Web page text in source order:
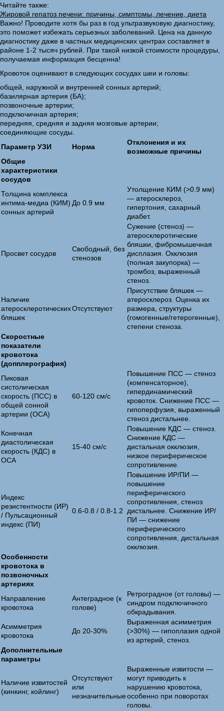
Читайте также:
Жировой гепатоз печени: причины, симптомы, лечение, диета
Важно! Проводите хотя бы раз в год ультразвуковую диагностику,
это поможет избежать серьезных заболеваний. Цена на данную
диагностику даже в частных медицинских центрах составляет в
районе 1-2 тысяч рублей. При такой низкой стоимости процедуры,
получаемая информация бесценна!
Кровоток оценивают в следующих сосудах шеи и головы:
общей, наружной и внутренней сонных артерий;
базилярная артерия (БА);
позвоночные артерии;
подключичная артерия;
передняя, средняя и задняя мозговые артерии;
соединяющие сосуды.
Параметр УЗИ
Норма
Отклонения и их
возможные причины
Общие
характеристики
сосудов
Толщина комплекса
интима-медиа (КИМ)
сонных артерий
До 0.9 мм
Утолщение КИМ (>0.9 мм)
— атеросклероз,
гипертония, сахарный
диабет.
Просвет сосудов
Свободный, без
стенозов
Сужение (стеноз) —
атеросклеротические
бляшки, фибромышечная
дисплазия. Окклюзия
(полная закупорка) —
тромбоз, выраженный
стеноз.
Наличие
атеросклеротических
бляшек
Отсутствуют
Присутствие бляшек —
атеросклероз. Оценка их
размера, структуры
(гомогенные/гетерогенные),
степени стеноза.
Скоростные
показатели
кровотока
(допплерография)
Пиковая
систолическая
скорость (ПСС) в
общей сонной
артерии (ОСА)
60-120 см/с
Повышение ПСС — стеноз
(компенсаторное),
гипердинамический
кровоток. Снижение ПСС —
гипоперфузия, выраженный
стеноз дистальнее.
Конечная
диастолическая
скорость (КДС) в
ОСА
15-40 см/с
Повышение КДС — стеноз.
Снижение КДС —
дистальная окклюзия,
низкое периферическое
сопротивление.
Индекс
резистентности (ИР)
/ Пульсационный
индекс (ПИ)
0.6-0.8 / 0.8-1.2
Повышение ИР/ПИ —
повышение
периферического
сопротивления, стеноз
дистальнее. Снижение ИР/
ПИ — снижение
периферического
сопротивления, дистальная
окклюзия.
Особенности
кровотока в
позвоночных
артериях
Направление
кровотока
Антеградное (к
голове)
Ретроградное (от головы) —
синдром подключичного
обкрадывания.
Асимметрия
кровотока
До 20-30%
Выраженная асимметрия
(>30%) — гипоплазия одной
из артерий, стеноз.
Дополнительные
параметры
Наличие извитостей
(кинкинг, койлинг)
Отсутствуют
или
незначительные
Выраженные извитости —
могут приводить к
нарушению кровотока,
особенно при поворотах
головы.